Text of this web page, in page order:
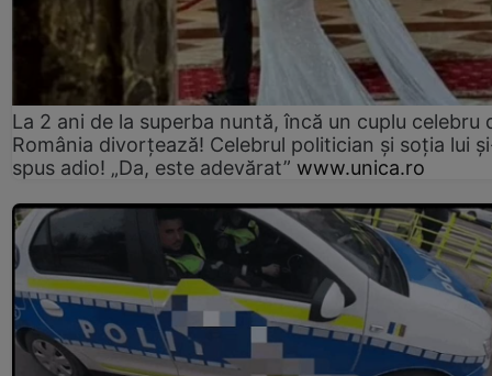
La 2 ani de la superba nuntă, încă un cuplu celebru
România divorțează! Celebrul politician și soția lui
spus adio! „Da, este adevărat” www.unica.ro